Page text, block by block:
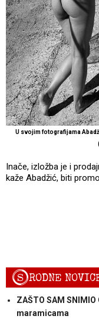
U svojim fotografijama
Inače, izložba je i
kaže Abadžić, biti
SRODNE
ZAŠTO SAM SNIMIO
maramicama